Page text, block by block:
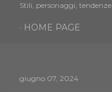
Stili, personaggi, tendenze
HOME PAGE
giugno 07, 2024